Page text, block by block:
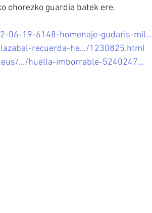
ohorezko guardia batek ere.
06-19-6148-homenaje-gudaris-mil…
recuerda-he…/1230825.html
…/huella-imborrable-5240247…